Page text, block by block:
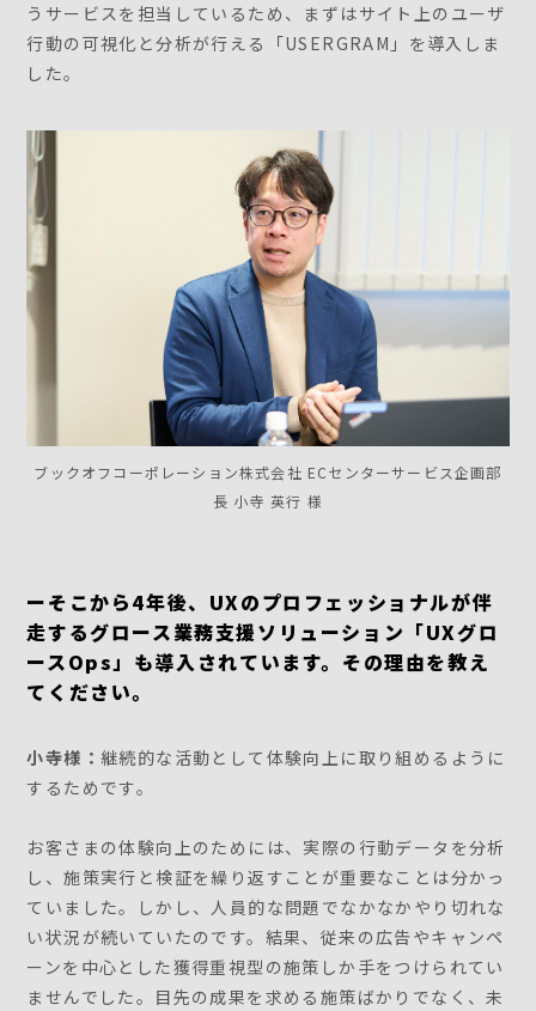
うサービスを担当しているため、まずはサイト上のユーザ
行動の可視化と分析が行える「USERGRAM」を導入しま
した。
ブックオフコーポレーション株式会社 ECセンターサービス企画部
長 小寺 英行 様
ーそこから4年後、UXのプロフェッショナルが伴
走するグロース業務支援ソリューション「UXグロ
ースOps」も導入されています。その理由を教え
てください。
小寺様： 継続的な活動として体験向上に取り組めるように
するためです。
お客さまの体験向上のためには、実際の行動データを分析
し、施策実行と検証を繰り返すことが重要なことは分かっ
ていました。しかし、人員的な問題でなかなかやり切れな
い状況が続いていたのです。結果、従来の広告やキャンペ
ーンを中心とした獲得重視型の施策しか手をつけられてい
ませんでした。目先の成果を求める施策ばかりでなく、未